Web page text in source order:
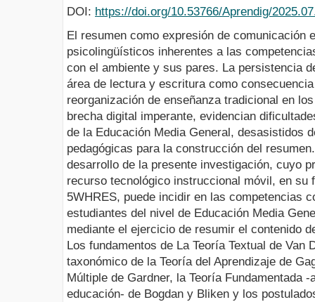
DOI: https://doi.org/10.53766/Aprendig/
El resumen como expresión de comunicación
psicolingüísticos inherentes a las
con el ambiente y sus pares. La persistencia
área de lectura y escritura como
reorganización de enseñanza tradicional en
brecha digital imperante, evidencian
de la Educación Media General, desasistidos
pedagógicas para la construcción del
desarrollo de la presente investigación, cuyo
recurso tecnológico instruccional móvil, en su
5WHRES, puede incidir en las competencias
estudiantes del nivel de Educación Media
mediante el ejercicio de resumir el contenido
Los fundamentos de La Teoría Textual de Van
taxonómico de la Teoría del Aprendizaje de
Múltiple de Gardner, la Teoría Fundamentada
educación- de Bogdan y Bliken y los